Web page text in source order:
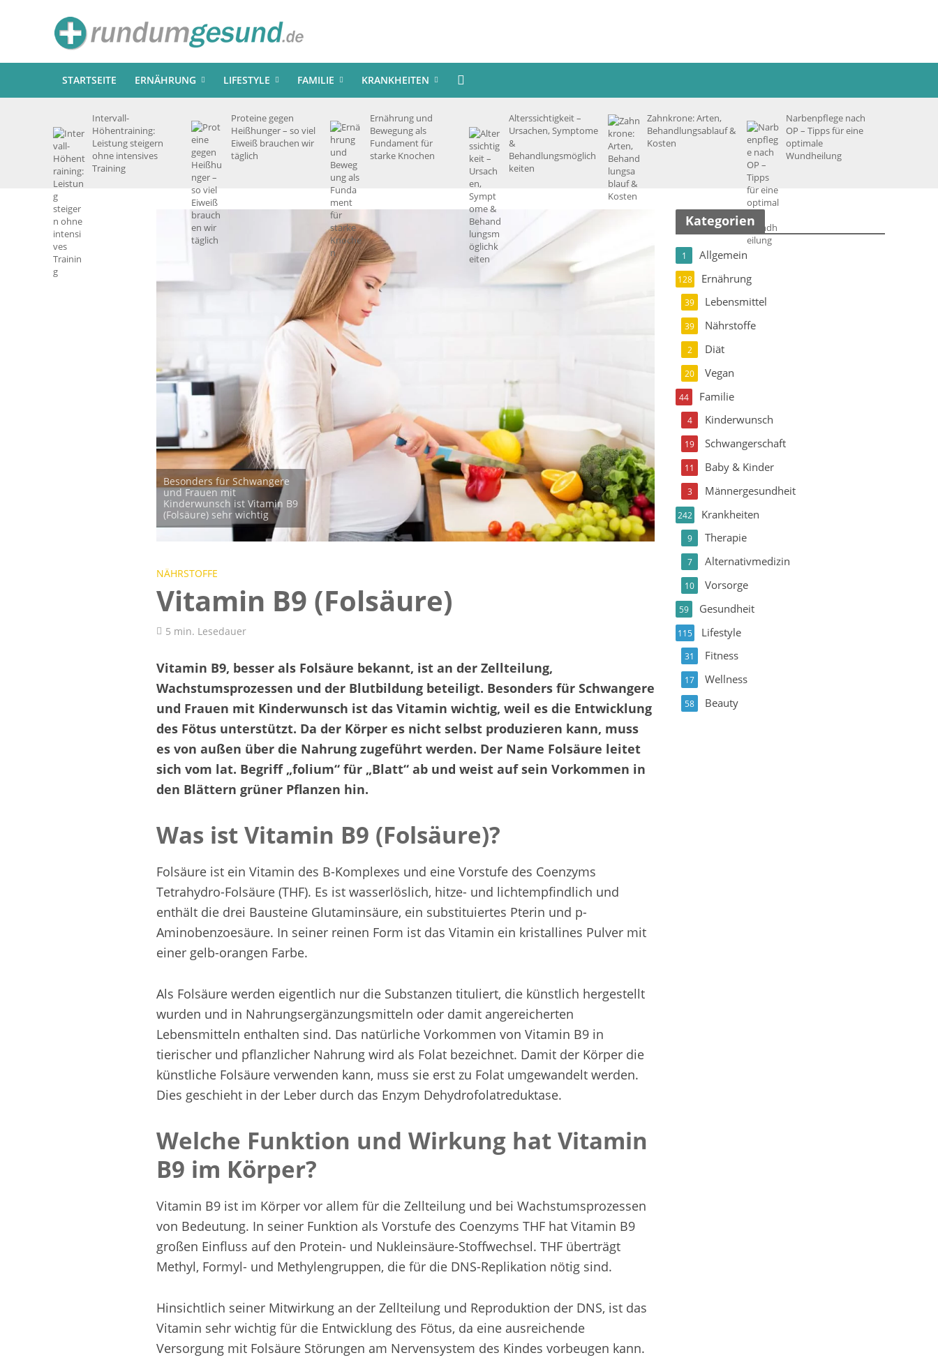
STARTSEITE ERNÄHRUNG LIFESTYLE FAMILIE KRANKHEITEN
Intervall-
Höhentraining:
Leistung steigern
ohne intensives
Training
Proteine gegen
Heißhunger – so viel
Eiweiß brauchen wir
täglich
Ernährung und
Bewegung als
Fundament für
starke Knochen
Alterssichtigkeit –
Ursachen, Symptome
&
Behandlungsmöglich
keiten
Zahnkrone: Arten,
Behandlungsablauf &
Kosten
Narbenpflege nach
OP – Tipps für eine
optimale
Wundheilung
Besonders für Schwangere
und Frauen mit
Kinderwunsch ist Vitamin B9
(Folsäure) sehr wichtig
NÄHRSTOFFE
Vitamin B9 (Folsäure)
5 min. Lesedauer
Vitamin B9, besser als Folsäure bekannt, ist an der Zellteilung,
Wachstumsprozessen und der Blutbildung beteiligt. Besonders für Schwangere
und Frauen mit Kinderwunsch ist das Vitamin wichtig, weil es die Entwicklung
des Fötus unterstützt. Da der Körper es nicht selbst produzieren kann, muss
es von außen über die Nahrung zugeführt werden. Der Name Folsäure leitet
sich vom lat. Begriff „folium“ für „Blatt“ ab und weist auf sein Vorkommen in
den Blättern grüner Pflanzen hin.
Was ist Vitamin B9 (Folsäure)?
Folsäure ist ein Vitamin des B-Komplexes und eine Vorstufe des Coenzyms
Tetrahydro-Folsäure (THF). Es ist wasserlöslich, hitze- und lichtempfindlich und
enthält die drei Bausteine Glutaminsäure, ein substituiertes Pterin und p-
Aminobenzoesäure. In seiner reinen Form ist das Vitamin ein kristallines Pulver mit
einer gelb-orangen Farbe.
Als Folsäure werden eigentlich nur die Substanzen tituliert, die künstlich hergestellt
wurden und in Nahrungsergänzungsmitteln oder damit angereicherten
Lebensmitteln enthalten sind. Das natürliche Vorkommen von Vitamin B9 in
tierischer und pflanzlicher Nahrung wird als Folat bezeichnet. Damit der Körper die
künstliche Folsäure verwenden kann, muss sie erst zu Folat umgewandelt werden.
Dies geschieht in der Leber durch das Enzym Dehydrofolatreduktase.
Welche Funktion und Wirkung hat Vitamin
B9 im Körper?
Vitamin B9 ist im Körper vor allem für die Zellteilung und bei Wachstumsprozessen
von Bedeutung. In seiner Funktion als Vorstufe des Coenzyms THF hat Vitamin B9
großen Einfluss auf den Protein- und Nukleinsäure-Stoffwechsel. THF überträgt
Methyl, Formyl- und Methylengruppen, die für die DNS-Replikation nötig sind.
Hinsichtlich seiner Mitwirkung an der Zellteilung und Reproduktion der DNS, ist das
Vitamin sehr wichtig für die Entwicklung des Fötus, da eine ausreichende
Versorgung mit Folsäure Störungen am Nervensystem des Kindes vorbeugen kann.
Kategorien
Allgemein
1
Ernährung
128
Lebensmittel
39
Nährstoffe
39
Diät
2
Vegan
20
Familie
44
Kinderwunsch
4
Schwangerschaft
19
Baby & Kinder
11
Männergesundheit
3
Krankheiten
242
Therapie
9
Alternativmedizin
7
Vorsorge
10
Gesundheit
59
Lifestyle
115
Fitness
31
Wellness
17
Beauty
58